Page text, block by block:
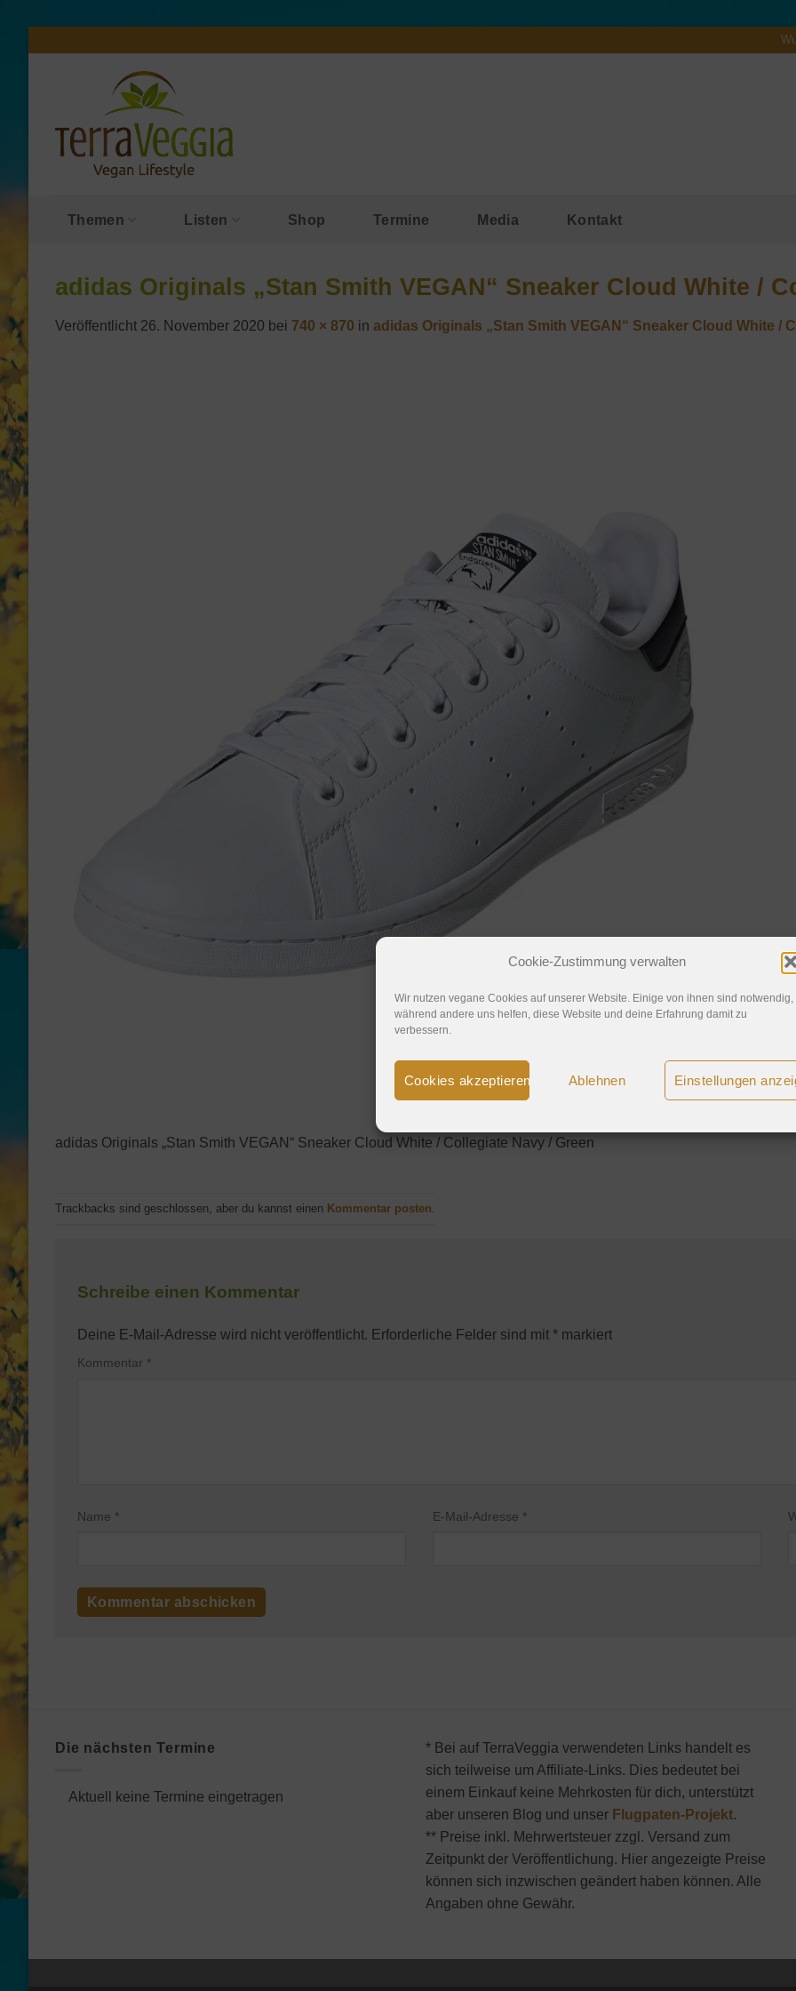
Cookie-Zustimmung verwalten
Wir nutzen vegane Cookies auf unserer Website. Einige von ihnen sind notwendig,
während andere uns helfen, diese Website und deine Erfahrung damit zu
verbessern.
Cookies akzeptieren Ablehnen Einstellungen
Themen Listen Shop Termine Media Kontakt
adidas Originals „Stan Smith VEGAN“ Sneaker Cloud White /
Veröffentlicht 26. November 2020 bei 740 × 870 in adidas Originals „Stan Smith VEGAN“ Sneaker Cloud White /
adidas Originals „Stan Smith VEGAN“ Sneaker Cloud White / Collegiate Navy / Green
Trackbacks sind geschlossen, aber du kannst einen Kommentar posten
Schreibe einen Kommentar
Deine E-Mail-Adresse wird nicht veröffentlicht. Erforderliche Felder sind mit * markiert
Kommentar *
Name * E-Mail-Adresse *
Die nächsten Termine
Aktuell keine Termine eingetragen
* Bei auf TerraVeggia verwendeten Links handelt es
sich teilweise um Affiliate-Links. Dies bedeutet bei
einem Einkauf keine Mehrkosten für dich, unterstützt
aber unseren Blog und unser Flugpaten-Projekt.
** Preise inkl. Mehrwertsteuer zzgl. Versand zum
Zeitpunkt der Veröffentlichung. Hier angezeigte Preise
können sich inzwischen geändert haben können. Alle
Angaben ohne Gewähr.